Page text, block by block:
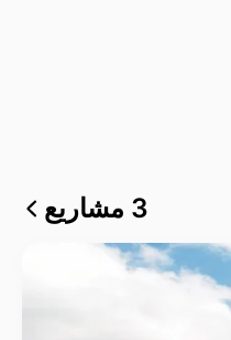
3 مشاريع